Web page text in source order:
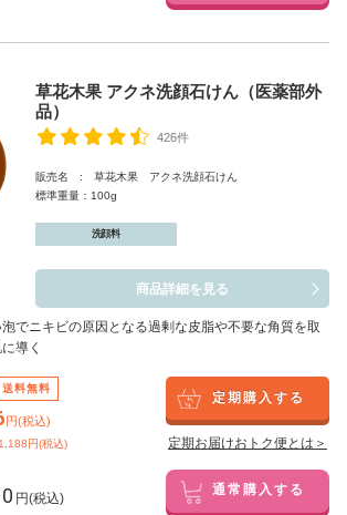
草花木果 アクネ洗顔石けん（医薬部外
品）
426件
販売名 : 草花木果 アクネ洗顔石けん
標準重量：100g
洗顔料
商品詳細を見る
でニキビの原因となる過剰な皮脂や不要な角質を取
導く
送料無料
円(税込)
円(税込)
定期購入する
定期お届けおトク便とは＞
円(税込) 通常購入する